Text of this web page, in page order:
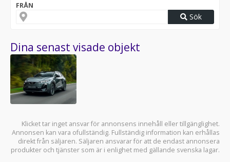
FRÅN
Sök
Dina senast visade objekt
Klicket tar inget ansvar för annonsens innehåll eller tillgänglighet.
Annonsen kan vara ofullständig. Fullständig information kan erhållas
direkt från säljaren. Säljaren ansvarar för att de endast annonsera
produkter och tjänster som är i enlighet med gällande svenska lagar.